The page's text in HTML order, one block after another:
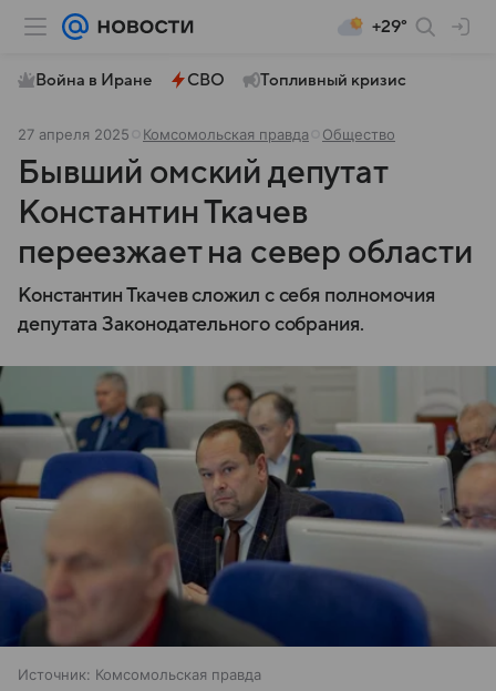
+29°
Война в Иране СВО Топливный кризис
27 апреля 2025 Комсомольская правда Общество
Бывший омский депутат
Константин Ткачев
переезжает на север области
Константин Ткачев сложил с себя полномочия
депутата Законодательного собрания.
Источник: Комсомольская правда